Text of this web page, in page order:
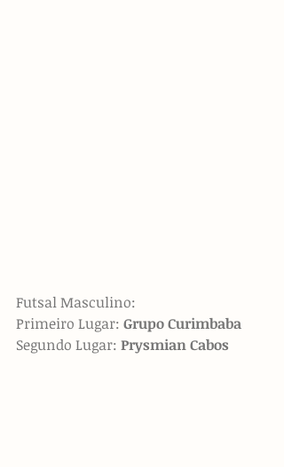
Futsal Masculino:
Primeiro Lugar: Grupo Curimbaba
Segundo Lugar: Prysmian Cabos